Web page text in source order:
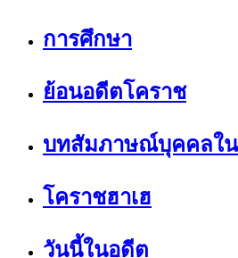
การศึกษา
ย้อนอดีตโคราช
บทสัมภาษณ์บุคคลใ
โคราชฮาเฮ
วันนี้ในอดีต